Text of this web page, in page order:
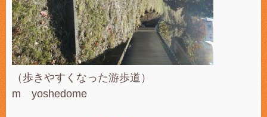
（歩きやすくなった游歩道）
m yoshedome